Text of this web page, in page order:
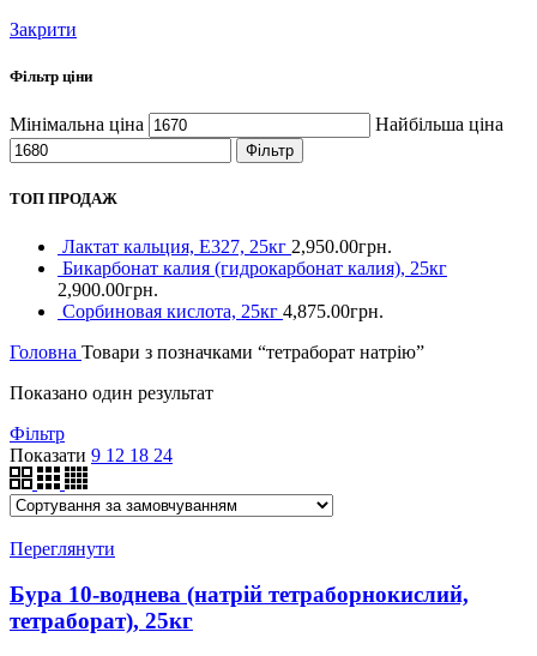
Закрити
Фільтр ціни
Мінімальна ціна Найбільша ціна
Фільтр
ТОП ПРОДАЖ
Лактат кальция, Е327, 25кг 2,950.00грн.
Бикарбонат калия (гидрокарбонат калия), 25кг
2,900.00грн.
Сорбиновая кислота, 25кг 4,875.00грн.
Головна Товари з позначками “тетраборат натрію”
Показано один результат
Фільтр
Показати 9 12 18 24
Переглянути
Бура 10-воднева (натрій тетраборнокислий,
тетраборат), 25кг